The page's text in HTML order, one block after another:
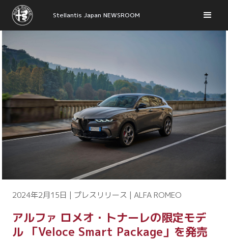
Stellantis Japan NEWSROOM
2024年2月15日 | プレスリリース | ALFA ROMEO
アルファ ロメオ・トナーレの限定モデ
ル 「Veloce Smart Package」を発売